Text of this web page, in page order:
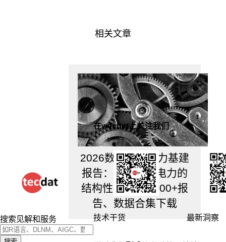
如
何
用？
5.
在
相关文章
2026数据中心电力基建
报告：从芯片到电力的
结构性拐点 | 附100+报
告、数据合集下载
搜索见解和服务
在wechat上关注我们
技术干货 最新洞察